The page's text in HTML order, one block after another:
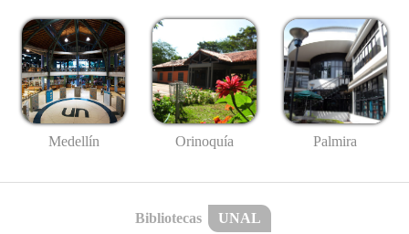
Medellín Orinoquía Palmira
Bibliotecas UNAL